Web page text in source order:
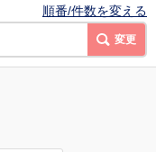
順番/件数を変える
変更